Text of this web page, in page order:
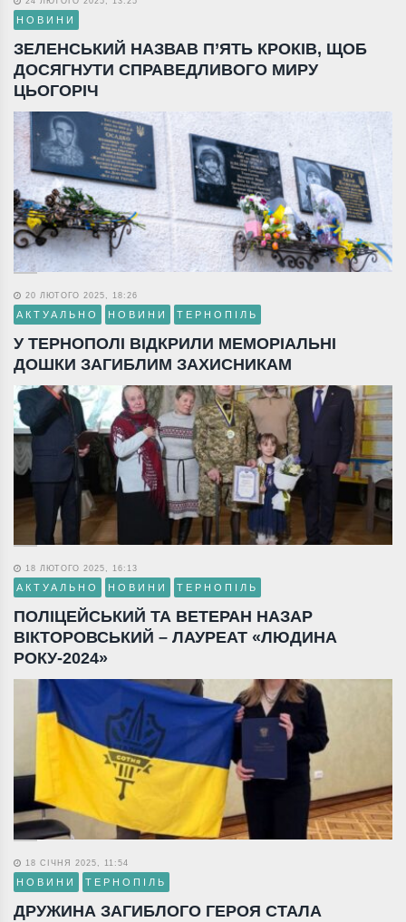
НОВИНИ
ЗЕЛЕНСЬКИЙ НАЗВАВ П’ЯТЬ КРОКІВ, ЩОБ
ДОСЯГНУТИ СПРАВЕДЛИВОГО МИРУ
ЦЬОГОРІЧ
20 ЛЮТОГО 2025, 18:26
АКТУАЛЬНО НОВИНИ ТЕРНОПІЛЬ
У ТЕРНОПОЛІ ВІДКРИЛИ МЕМОРІАЛЬНІ
ДОШКИ ЗАГИБЛИМ ЗАХИСНИКАМ
18 ЛЮТОГО 2025, 16:13
АКТУАЛЬНО НОВИНИ ТЕРНОПІЛЬ
ПОЛІЦЕЙСЬКИЙ ТА ВЕТЕРАН НАЗАР
ВІКТОРОВСЬКИЙ – ЛАУРЕАТ «ЛЮДИНА
РОКУ-2024»
18 СІЧНЯ 2025, 11:54
НОВИНИ ТЕРНОПІЛЬ
ДРУЖИНА ЗАГИБЛОГО ГЕРОЯ СТАЛА